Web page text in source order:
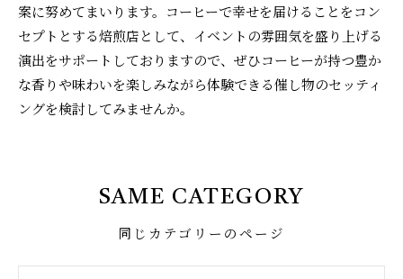
案に努めてまいります。コーヒーで幸せを届けることをコン
セプトとする焙煎店として、イベントの雰囲気を盛り上げる
演出をサポートしておりますので、ぜひコーヒーが持つ豊か
な香りや味わいを楽しみながら体験できる催し物のセッティ
ングを検討してみませんか。
同じカテゴリーのページ
SAME CATEGORY